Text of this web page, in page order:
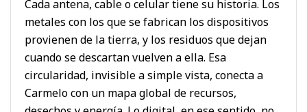
Cada antena, cable o celular tiene su historia. Los
metales con los que se fabrican los dispositivos
provienen de la tierra, y los residuos que dejan
cuando se descartan vuelven a ella. Esa
circularidad, invisible a simple vista, conecta a
Carmelo con un mapa global de recursos,